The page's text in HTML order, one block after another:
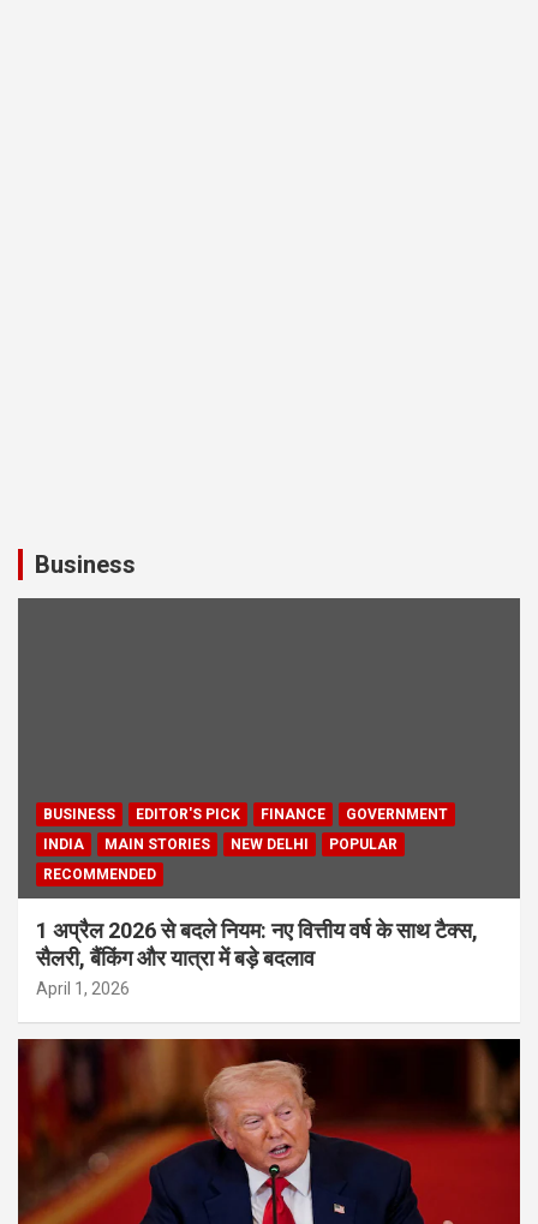
Business
BUSINESS EDITOR'S PICK FINANCE
GOVERNMENT
INDIA
MAIN STORIES NEW DELHI
POPULAR
RECOMMENDED
1 अप्रैल 2026 से बदले नियम: नए वित्तीय वर्ष के साथ टैक्स,
सैलरी, बैंकिंग और यात्रा में बड़े बदलाव
April 1, 2026